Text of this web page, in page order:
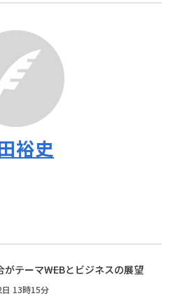
裕史
テーマ――WEBとビジネスの展望
13時15分